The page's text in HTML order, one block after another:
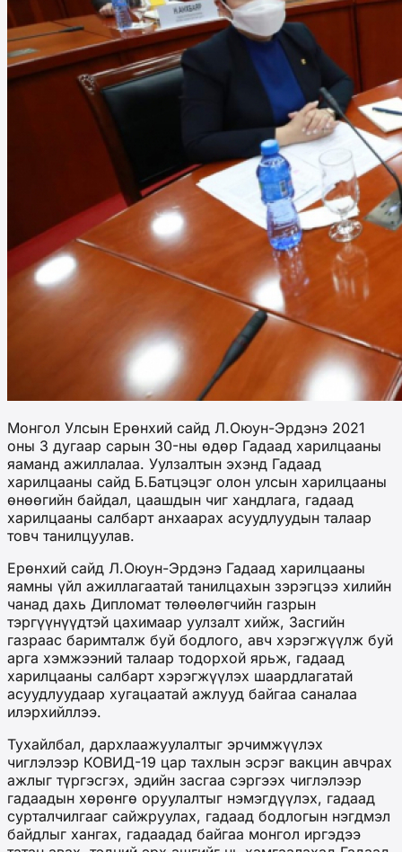
Монгол Улсын Ерөнхий сайд Л.Оюун-Эрдэнэ 2021
оны 3 дугаар сарын 30-ны өдөр Гадаад харилцааны
яаманд ажиллалаа. Уулзалтын эхэнд Гадаад
харилцааны сайд Б.Батцэцэг олон улсын харилцааны
өнөөгийн байдал, цаашдын чиг хандлага, гадаад
харилцааны салбарт анхаарах асуудлуудын талаар
товч танилцуулав.
Ерөнхий сайд Л.Оюун-Эрдэнэ Гадаад харилцааны
яамны үйл ажиллагаатай танилцахын зэрэгцээ хилийн
чанад дахь Дипломат төлөөлөгчийн газрын
тэргүүнүүдтэй цахимаар уулзалт хийж, Засгийн
газраас баримталж буй бодлого, авч хэрэгжүүлж буй
арга хэмжээний талаар тодорхой ярьж, гадаад
харилцааны салбарт хэрэгжүүлэх шаардлагатай
асуудлуудаар хугацаатай ажлууд байгаа саналаа
илэрхийллээ.
Тухайлбал, дархлаажуулалтыг эрчимжүүлэх
чиглэлээр КОВИД-19 цар тахлын эсрэг вакцин авчрах
ажлыг түргэсгэх, эдийн засгаа сэргээх чиглэлээр
гадаадын хөрөнгө оруулалтыг нэмэгдүүлэх, гадаад
сурталчилгааг сайжруулах, гадаад бодлогын нэгдмэл
байдлыг хангах, гадаадад байгаа монгол иргэдээ